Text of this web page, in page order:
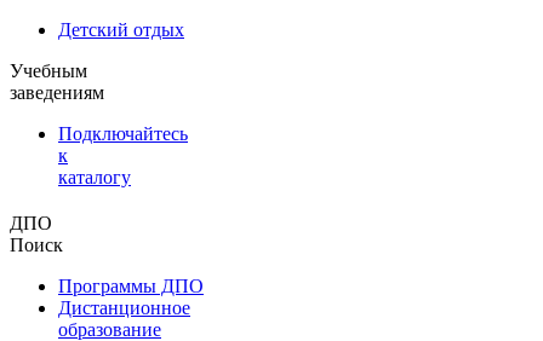
Детский отдых
Учебным
заведениям
Подключайтесь
к
каталогу
ДПО
Поиск
Программы ДПО
Дистанционное
образование